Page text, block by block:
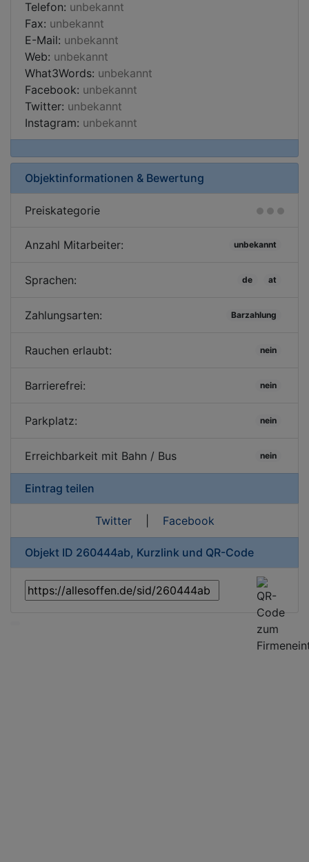
Telefon: unbekannt
Fax: unbekannt
E-Mail: unbekannt
Web: unbekannt
What3Words: unbekannt
Facebook: unbekannt
Twitter: unbekannt
Instagram: unbekannt
Objektinformationen & Bewertung
Preiskategorie
Anzahl Mitarbeiter: unbekannt
Sprachen: de at
Zahlungsarten: Barzahlung
Rauchen erlaubt: nein
Barrierefrei: nein
Parkplatz: nein
Erreichbarkeit mit Bahn / Bus nein
Eintrag teilen
Twitter| Facebook
Objekt ID 260444ab, Kurzlink und QR-Code